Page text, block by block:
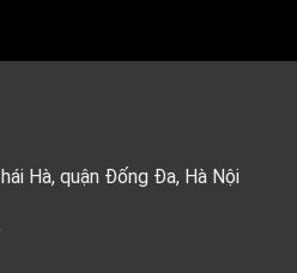
Hà, quận Đống Đa, Hà Nội